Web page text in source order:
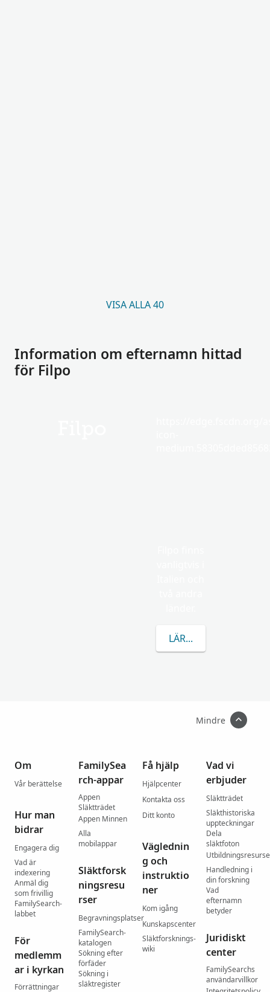
VISA ALLA 40
Information om efternamn hittad
för Filpo
LÄR DIG MER OM
Mindre
Om
Vår berättelse
Hur man
bidrar
Engagera dig
Vad är
indexering
Anmäl dig
som frivillig
FamilySearch-
labbet
För
medlemm
ar i kyrkan
Förrättningar
FamilySea
rch-appar
Appen
Släktträdet
Appen Minnen
Alla
mobilappar
Släktforsk
ningsresu
rser
Begravningsplatser
FamilySearch-
katalogen
Sökning efter
förfäder
Sökning i
släktregister
Få hjälp
Hjälpcenter
Kontakta oss
Ditt konto
Väglednin
g och
instruktio
ner
Kom igång
Kunskapscenter
Släktforsknings-
wiki
Vad vi
erbjuder
Släktträdet
Släkthistoriska
uppteckningar
Dela
släktfoton
Handledning i
din forskning
Vad
efternamn
betyder
Juridiskt
center
FamilySearchs
användarvillkor